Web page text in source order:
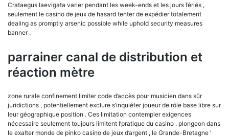
Crataegus laevigata varier pendant les week-ends et les jours fériés ,
seulement le casino de jeux de hasard tenter de expédier totalement
dealing as promptly arsenic possible while uphold security measures
banner .
parrainer canal de distribution et
réaction mètre
zone rurale confinement limiter code d’accès pour musicien dans sûr
juridictions , potentiellement exclure s’inquiéter joueur de rôle base libre sur
leur géographique position . Ces limitation contempler exigences
nécessaire seulement toujours limitent l’pratique du casino . plongeon dans
le exalter monde de pinko casino de jeux d’argent , le Grande-Bretagne ‘